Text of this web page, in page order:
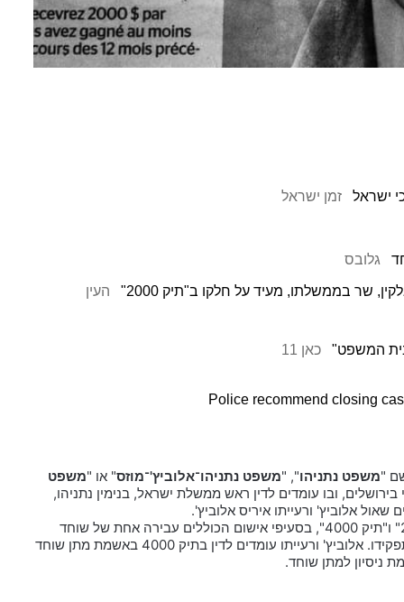
ישראל זמן ישראל
גלובס
שר בממשלתו, מעיד על חלקו ב"תיק 2000" העין
המשפט" כאן 11
Police recommend closing
"משפט נתניהו", "משפט נתניהו־אלוביץ'־מוזס" או "משפט
בבית המשפט המחוזי בירושלים, ובו עומדים לדין ראש ממשלת ישראל, בנימין נתניהו,
אלוביץ' ורעייתו איריס אלוביץ'.
נתניהו עומד לדין בכל שלוש הפרשות, המכונות "תיק 1000", "תיק 2000" ו"תיק 4000", בסעיפי אישום הכוללים עבירה אחת של שוחד
ושלוש עבירות של מרמה והפרת אמונים, שביצע לכאורה בעת שכיהן בתפקידו. אלוביץ' ורעייתו עומדים לדין בתיק 4000 באשמת מתן שוחד